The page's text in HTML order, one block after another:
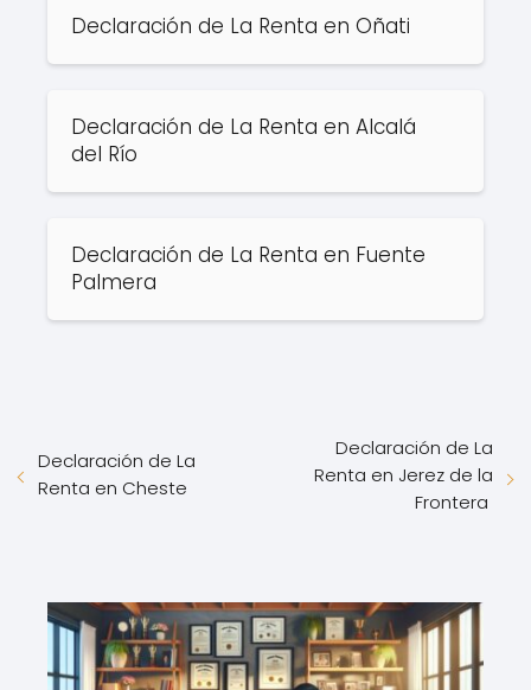
Declaración de La Renta en Oñati
Declaración de La Renta en Alcalá
del Río
Declaración de La Renta en Fuente
Palmera
Declaración de La
Renta en Cheste
Declaración de La
Renta en Jerez de la
Frontera